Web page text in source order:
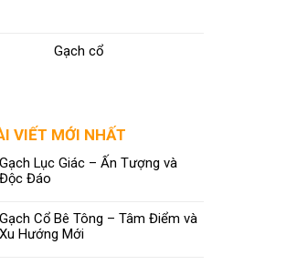
Gạch cổ
VIẾT MỚI NHẤT
Gạch Lục Giác – Ấn Tượng và
Độc Đáo
Gạch Cổ Bê Tông – Tâm Điểm và
Xu Hướng Mới